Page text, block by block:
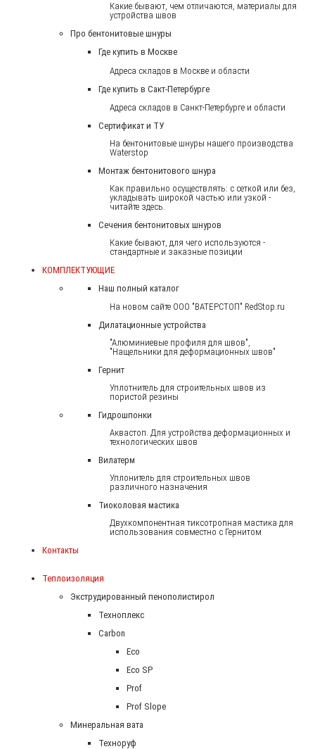
Какие бывают, чем отличаются, материалы для
устройства швов
Про бентонитовые шнуры
Где купить в Москве
Адреса складов в Москве и области
Где купить в Сакт-Петербурге
Адреса складов в Санкт-Петербурге и области
Сертификат и ТУ
На бентонитовые шнуры нашего производства
Waterstop
Монтаж бентонитового шнура
Как правильно осуществлять: с сеткой или без,
укладывать широкой частью или узкой -
читайте здесь.
Сечения бентонитовых шнуров
Какие бывают, для чего используются -
стандартные и заказные позиции
КОМПЛЕКТУЮЩИЕ
Наш полный каталог
На новом сайте ООО "ВАТЕРСТОП" RedStop.ru
Дилатационные устройства
"Алюминиевые профиля для швов",
"Нащельники для деформационных швов"
Гернит
Уплотнитель для строительных швов из
пористой резины
Гидрошпонки
Аквастоп. Для устройства деформационных и
технологических швов
Вилатерм
Уплонитель для строительных швов
различного назначения
Тиоколовая мастика
Двухкомпонентная тиксотропная мастика для
использования совместно с Гернитом
Контакты
Теплоизоляция
Экструдированный пенополистирол
Техноплекс
Carbon
Eco
Eco SP
Prof
Prof Slope
Минеральная вата
Техноруф